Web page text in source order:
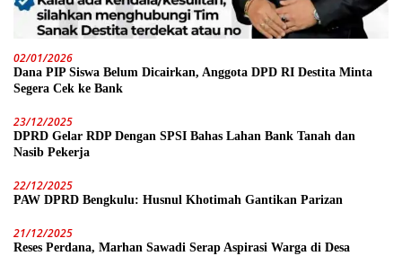
02/01/2026
Dana PIP Siswa Belum Dicairkan, Anggota DPD RI Destita Minta
Segera Cek ke Bank
23/12/2025
DPRD Gelar RDP Dengan SPSI Bahas Lahan Bank Tanah dan
Nasib Pekerja
22/12/2025
PAW DPRD Bengkulu: Husnul Khotimah Gantikan Parizan
21/12/2025
Reses Perdana, Marhan Sawadi Serap Aspirasi Warga di Desa